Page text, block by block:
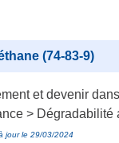
(74-83-9)
et devenir
> Dégradabilité
jour le 29/03/2024